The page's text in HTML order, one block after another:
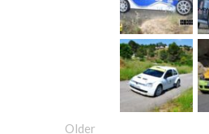
Older